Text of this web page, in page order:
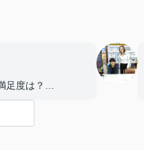
足度は？
イントは？